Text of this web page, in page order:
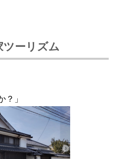
ツーリズム
？」